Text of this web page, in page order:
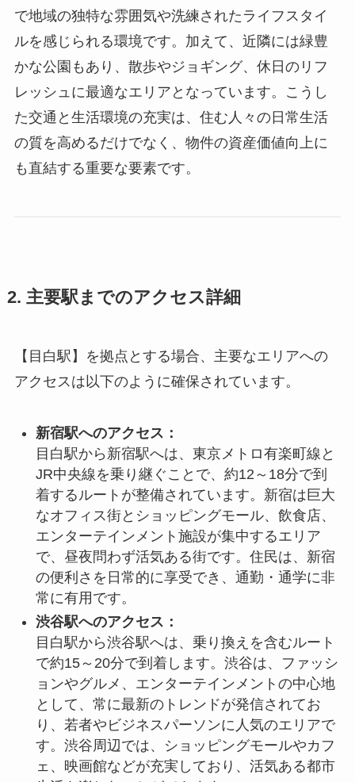
で地域の独特な雰囲気や洗練されたライフスタイ
ルを感じられる環境です。加えて、近隣には緑豊
かな公園もあり、散歩やジョギング、休日のリフ
レッシュに最適なエリアとなっています。こうし
た交通と生活環境の充実は、住む人々の日常生活
の質を高めるだけでなく、物件の資産価値向上に
も直結する重要な要素です。
2. 主要駅までのアクセス詳細
【目白駅】を拠点とする場合、主要なエリアへの
アクセスは以下のように確保されています。
新宿駅へのアクセス：
目白駅から新宿駅へは、東京メトロ有楽町線と
JR中央線を乗り継ぐことで、約12～18分で到
着するルートが整備されています。新宿は巨大
なオフィス街とショッピングモール、飲食店、
エンターテインメント施設が集中するエリア
で、昼夜問わず活気ある街です。住民は、新宿
の便利さを日常的に享受でき、通勤・通学に非
常に有用です。
渋谷駅へのアクセス：
目白駅から渋谷駅へは、乗り換えを含むルート
で約15～20分で到着します。渋谷は、ファッシ
ョンやグルメ、エンターテインメントの中心地
として、常に最新のトレンドが発信されてお
り、若者やビジネスパーソンに人気のエリアで
す。渋谷周辺では、ショッピングモールやカフ
ェ、映画館などが充実しており、活気ある都市